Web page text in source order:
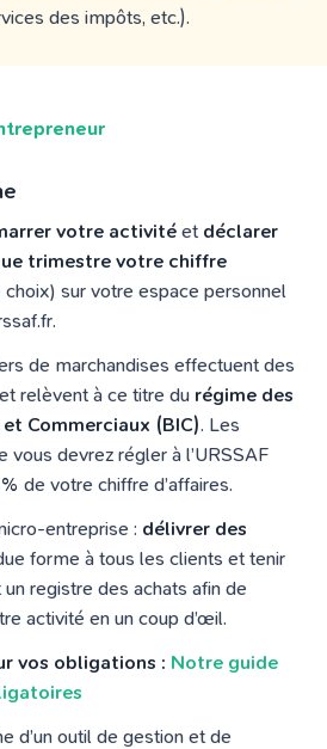
des impôts, etc.).
votre activité et déclarer
trimestre votre chiffre
choix) sur votre espace personnel
de marchandises effectuent des
relèvent à ce titre du régime des
Commerciaux (BIC). Les
vous devrez régler à l’URSSAF
% de votre chiffre d’affaires.
entreprise : délivrer des
forme à tous les clients et tenir
registre des achats afin de
activité en un coup d’œil.
vos obligations : Notre guide
d’un outil de gestion et de